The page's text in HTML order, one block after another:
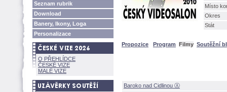
Seznam rubrik
Download
Banery, Ikony, Loga
Personalizace
O PŘEHLÍDCE
ČESKÉ VIZE
MALÉ VIZE
Místo
Okres
Stát
Propozice Program Filmy Soutěžní
Baroko nad Cidlinou Ⓐ